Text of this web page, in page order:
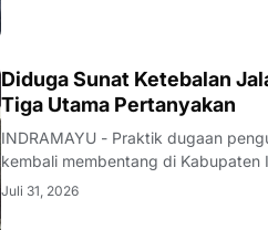
Diduga Sunat Ketebalan
Tiga Utama Pertanyakan
INDRAMAYU - Praktik dugaan
kembali membentang di Kabupaten
Desa Juntikedokan I, Kecamatan
Juli 31, 2026